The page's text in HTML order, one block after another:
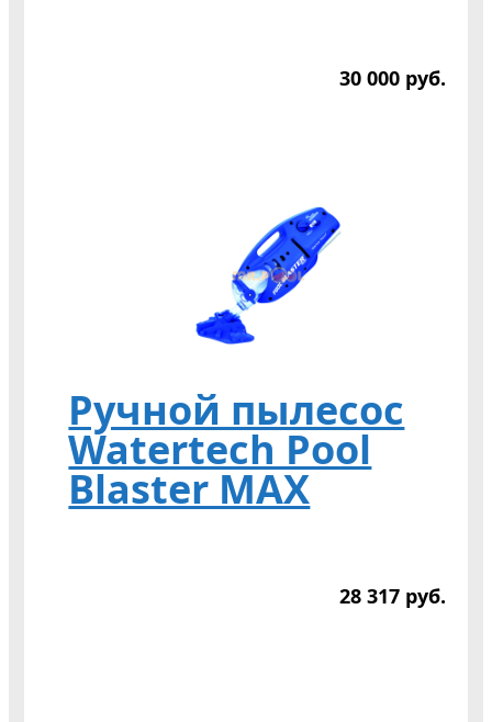
30 000 руб.
Ручной пылесос
Watertech Pool
Blaster MAX
28 317 руб.